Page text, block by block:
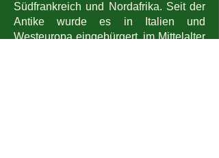
Südfrankreich und Nordafrika. Seit der
Antike wurde es in Italien und
Westeuropa eingebürgert, im Mittelalter